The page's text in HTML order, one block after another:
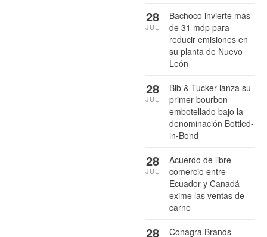
Bachoco invierte más
de 31 mdp para
reducir emisiones en
su planta de Nuevo
León
28
JUL
Bib & Tucker lanza su
primer bourbon
embotellado bajo la
denominación Bottled-
in-Bond
28
JUL
Acuerdo de libre
comercio entre
Ecuador y Canadá
exime las ventas de
carne
28
JUL
Conagra Brands
28